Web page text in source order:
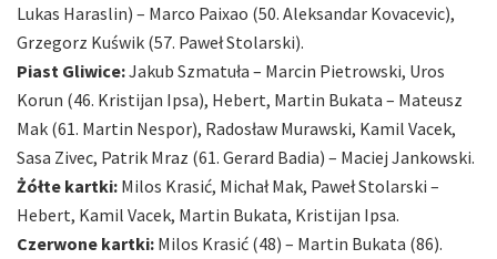
Lukas Haraslin) – Marco Paixao (50. Aleksandar Kovacevic),
Grzegorz Kuświk (57. Paweł Stolarski).
Piast Gliwice:Jakub Szmatuła – Marcin Pietrowski, Uros
Korun (46. Kristijan Ipsa), Hebert, Martin Bukata – Mateusz
Mak (61. Martin Nespor), Radosław Murawski, Kamil Vacek,
Sasa Zivec, Patrik Mraz (61. Gerard Badia) – Maciej Jankowski.
Żółte kartki: Milos Krasić, Michał Mak, Paweł Stolarski –
Hebert, Kamil Vacek, Martin Bukata, Kristijan Ipsa.
Czerwone kartki: Milos Krasić (48) – Martin Bukata (86).